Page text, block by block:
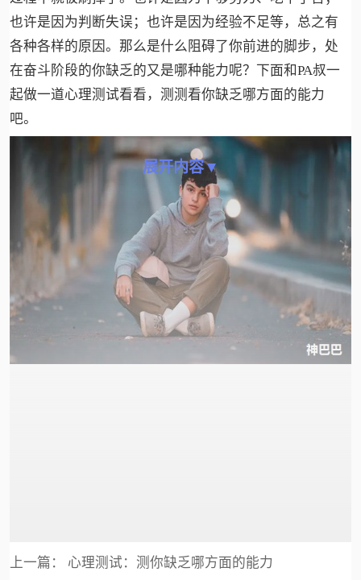
也许是因为判断失误；也许是因为经验不足等，总之有
各种各样的原因。那么是什么阻碍了你前进的脚步，处
在奋斗阶段的你缺乏的又是哪种能力呢？下面和PA叔一
起做一道心理测试看看，测测看你缺乏哪方面的能力
吧。
展开内容▼
上一篇： 心理测试：测你缺乏哪方面的能力